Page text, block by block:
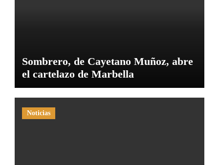
Sombrero, de Cayetano Muñoz, abre
el cartelazo de Marbella
Noticias